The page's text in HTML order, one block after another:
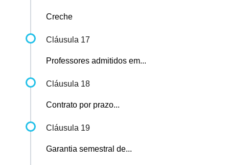
Creche
Cláusula 17
Professores admitidos em...
Cláusula 18
Contrato por prazo...
Cláusula 19
Garantia semestral de...